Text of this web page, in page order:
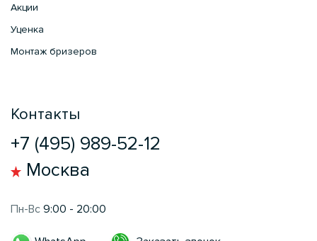
Акции
Уценка
Монтаж бризеров
Контакты
+7 (495) 989-52-12
Москва
Пн-Вс 9:00 - 20:00